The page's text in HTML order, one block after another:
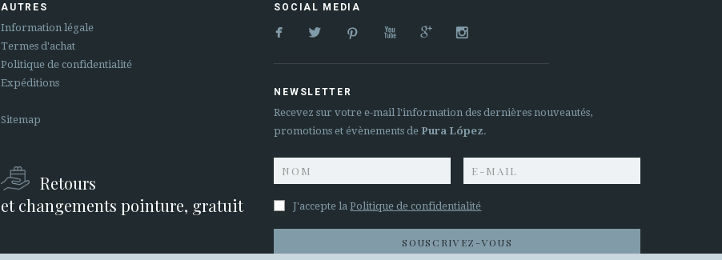
AUTRES
Information légale
Termes d'achat
Politique de confidentialité
Expéditions
Sitemap
Retours
et changements pointure, gratuit
SOCIAL MEDIA
     
NEWSLETTER
Recevez sur votre e-mail l'information des dernières nouveautés,
promotions et évènements de Pura López.
J'accepte laPolitique de confidentialité
SOUSCRIVEZ-VOUS